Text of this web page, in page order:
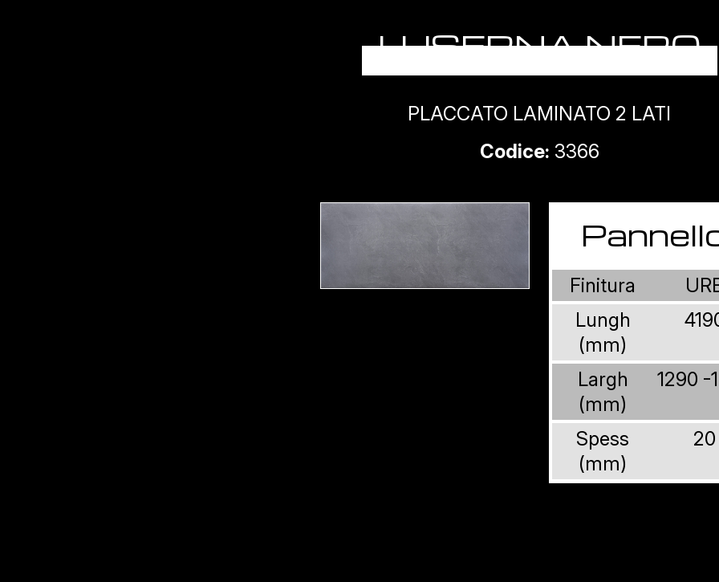
LUSERNA NERO
PLACCATO LAMINATO 2 LATI
Codice: 3366
Finitura
Lungh
(mm)
Largh
(mm)
1290 -
Spess
(mm)
20